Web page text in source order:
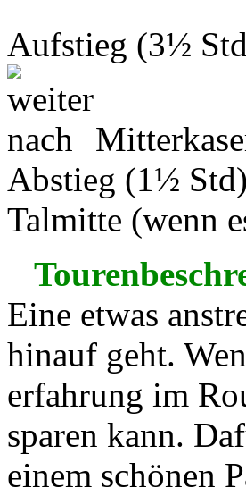
Aufstieg (3½
Abstieg (1½
Talmitte (wenn
Eine etwas
hinauf geht.
erfahrung im
sparen kann.
einem schönen